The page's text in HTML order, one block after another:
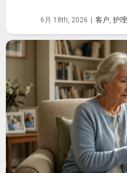
6月 18th, 2026 客户, 护理